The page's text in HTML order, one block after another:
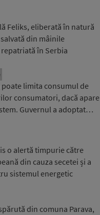
Feliks, eliberată în natură
din mâinile
în Serbia
limita consumul de
consumatori, dacă apare
Guvernul a adoptat…
o alertă timpurie către
din cauza secetei și a
sistemul energetic
din comuna Parava,